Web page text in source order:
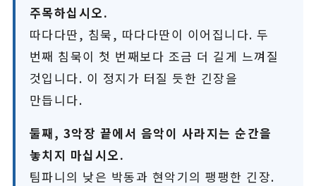
주목하십시오.
따다다딴, 침묵, 따다다딴이 이어집니다. 두
번째 침묵이 첫 번째보다 조금 더 길게 느껴질
것입니다. 이 정지가 터질 듯한 긴장을
만듭니다.
둘째, 3악장 끝에서 음악이 사라지는 순간을
놓치지 마십시오.
팀파니의 낮은 박동과 현악기의 팽팽한 긴장.